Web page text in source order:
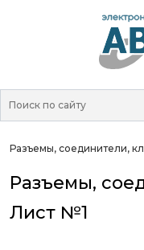
Разъемы, соединители,
Разъемы,
Лист №1